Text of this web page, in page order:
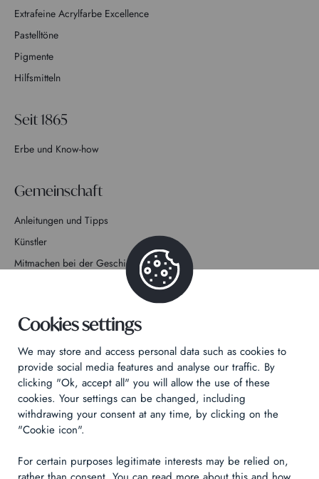
Extrafeine Acrylfarbe Excellence
Pastelltöne
Pigmente
Hilfsmitteln
Seit 1865
Erbe und Know-how
Gemeinschaft
Anleitungen und Tipps
Künstler
Mitmachen bei der Geschichte
Datenschutzrichtlinie
Rechtliche Hinweise
Technical & Legal informations
Made byIzhak
Cookies settings
We may store and access personal data such as cookies to
provide social media features and analyse our traffic. By
clicking "Ok, accept all" you will allow the use of these
cookies. Your settings can be changed, including
withdrawing your consent at any time, by clicking on the
"Cookie icon".
For certain purposes legitimate interests may be relied on,